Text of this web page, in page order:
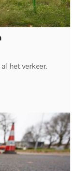
het verkeer.